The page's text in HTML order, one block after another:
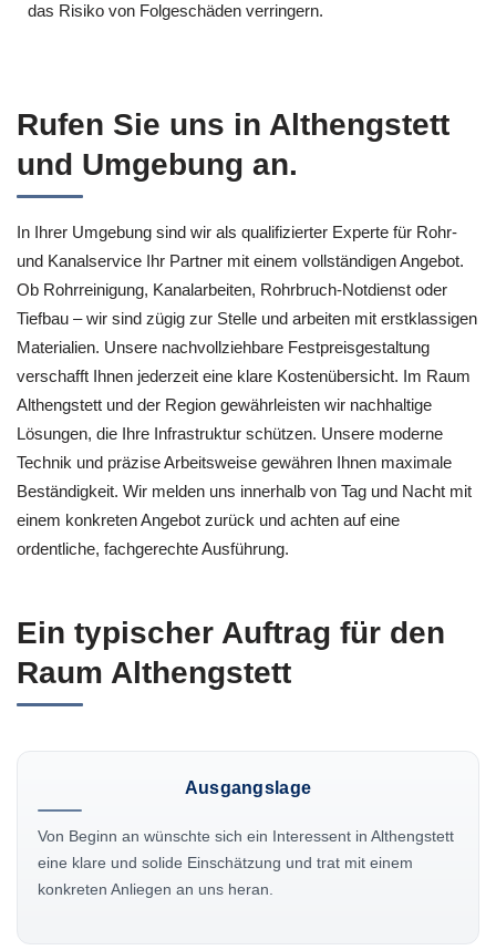
das Risiko von Folgeschäden verringern.
Rufen Sie uns in Althengstett
und Umgebung an.
In Ihrer Umgebung sind wir als qualifizierter Experte für Rohr-
und Kanalservice Ihr Partner mit einem vollständigen Angebot.
Ob Rohrreinigung, Kanalarbeiten, Rohrbruch-Notdienst oder
Tiefbau – wir sind zügig zur Stelle und arbeiten mit erstklassigen
Materialien. Unsere nachvollziehbare Festpreisgestaltung
verschafft Ihnen jederzeit eine klare Kostenübersicht. Im Raum
Althengstett und der Region gewährleisten wir nachhaltige
Lösungen, die Ihre Infrastruktur schützen. Unsere moderne
Technik und präzise Arbeitsweise gewähren Ihnen maximale
Beständigkeit. Wir melden uns innerhalb von Tag und Nacht mit
einem konkreten Angebot zurück und achten auf eine
ordentliche, fachgerechte Ausführung.
Ein typischer Auftrag für den
Raum Althengstett
Ausgangslage
Von Beginn an wünschte sich ein Interessent in Althengstett
eine klare und solide Einschätzung und trat mit einem
konkreten Anliegen an uns heran.